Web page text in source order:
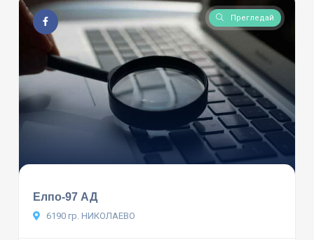
Прегледай
Елпо-97 АД
6190 гр. НИКОЛАЕВО